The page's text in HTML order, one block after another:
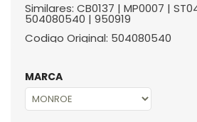
Similares: CB0137 | MP0007 |
504080540 | 950919
Codigo Original: 504080540
MARCA